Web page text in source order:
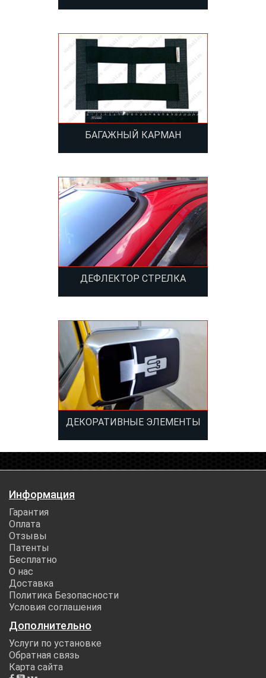
БАГАЖНЫЙ КАРМАН
ДЕФЛЕКТОР СТРЕЛКА
ДЕКОРАТИВНЫЕ ЭЛЕМЕНТЫ
Информация
Гарантия
Оплата
Отзывы
Патенты
Бесплатно
О нас
Доставка
Политика Безопасности
Условия соглашения
Дополнительно
Услуги по установке
Обратная связь
Карта сайта